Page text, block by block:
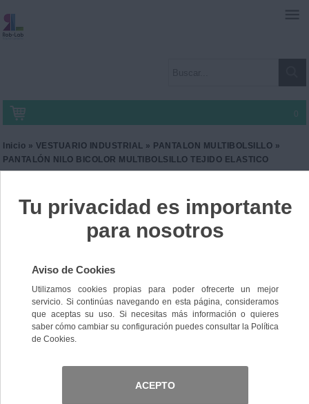
0
Inicio » VESTUARIO INDUSTRIAL » PANTALON MULTIBOLSILLO »
PANTALÓN NILO BICOLOR MULTIBOLSILLO TEJIDO ELASTICO
PANTALÓN NILO BICOLOR
MULTIBOLSILLO TEJIDO
ELASTICO
39,59 € IVA no Incl.
Color
Talla